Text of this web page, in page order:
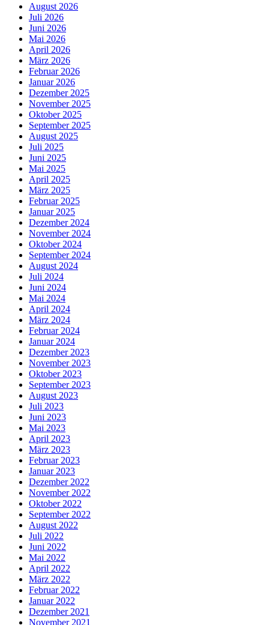
August 2026
Juli 2026
Juni 2026
Mai 2026
April 2026
März 2026
Februar 2026
Januar 2026
Dezember 2025
November 2025
Oktober 2025
September 2025
August 2025
Juli 2025
Juni 2025
Mai 2025
April 2025
März 2025
Februar 2025
Januar 2025
Dezember 2024
November 2024
Oktober 2024
September 2024
August 2024
Juli 2024
Juni 2024
Mai 2024
April 2024
März 2024
Februar 2024
Januar 2024
Dezember 2023
November 2023
Oktober 2023
September 2023
August 2023
Juli 2023
Juni 2023
Mai 2023
April 2023
März 2023
Februar 2023
Januar 2023
Dezember 2022
November 2022
Oktober 2022
September 2022
August 2022
Juli 2022
Juni 2022
Mai 2022
April 2022
März 2022
Februar 2022
Januar 2022
Dezember 2021
November 2021